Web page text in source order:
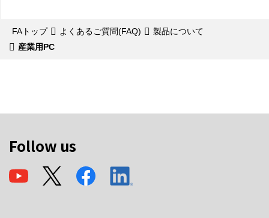
FAトップ よくあるご質問(FAQ)
製品について
産業用PC
Follow us